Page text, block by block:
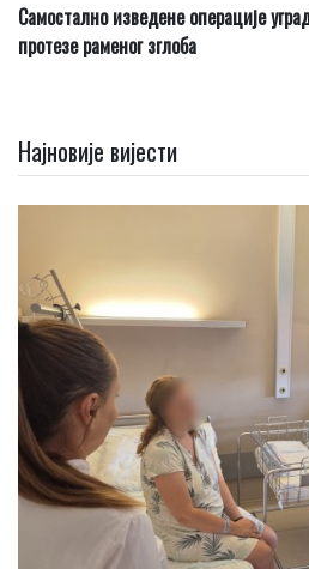
Самостално изведене операције
протезе раменог зглоба
Најновије вијести